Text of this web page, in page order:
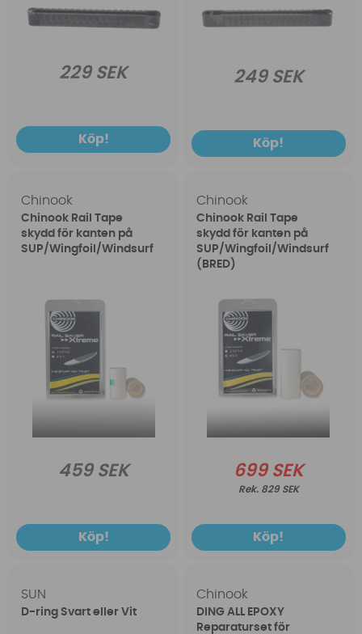
229 SEK
Köp!
249 SEK
Köp!
Chinook
Chinook Rail Tape
skydd för kanten på
SUP/Wingfoil/Windsurf
459 SEK
Köp!
Chinook
Chinook Rail Tape
skydd för kanten på
SUP/Wingfoil/Windsurf
(BRED)
699 SEK
829 SEK
Köp!
SUN
D-ring Svart eller Vit
Chinook
DING ALL EPOXY
Reparaturset för